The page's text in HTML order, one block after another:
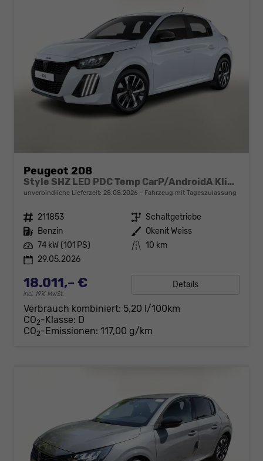
Peugeot 208
Style SHZ LED PDC Temp CarP/AndroidA Klima
unverbindliche Lieferzeit: 28.08.2026 Fahrzeug mit Tageszulassung
Fahrzeugnr. 211853 Getriebe Schaltgetriebe
Kraftstoff Benzin Außenfarbe Okenit Weiss
Leistung 74 kW (101 PS) Kilometerstand 10 km
29.05.2026
18.011,– €
incl. 19% MwSt.
Details
Verbrauch kombiniert: 5,20 l/100km
CO2-Klasse: D
CO2-Emissionen: 117,00 g/km